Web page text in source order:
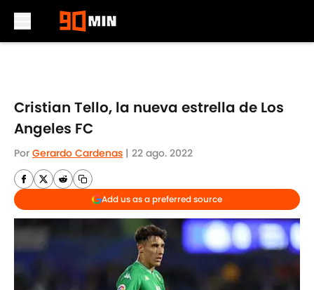
Cristian Tello, la nueva estrella de Los
Angeles FC
Por Gerardo Cardenas | 22 ago. 2022
Add us as a preferred source